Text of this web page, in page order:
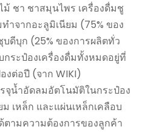
ชา ชาสมุนไพร เครื่องดื่มชู
ำจากอะลูมิเนียม (75% ของ
ดีบุก (25% ของการผลิตทั่ว
ระป๋องเครื่องดื่มทั้งหมดอยู่ที่
ต่อปี (จาก WIKI)
รจุน้ำอัดลมอัตโนมัติในกระป๋อง
เหล็ก และแผ่นเหล็กเคลือบ
ตามความต้องการของลูกค้า